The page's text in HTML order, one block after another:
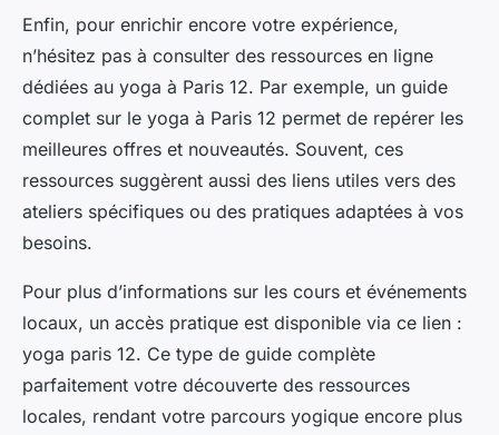
Enfin, pour enrichir encore votre expérience,
n’hésitez pas à consulter des ressources en ligne
dédiées au yoga à Paris 12. Par exemple, un guide
complet sur le yoga à Paris 12 permet de repérer les
meilleures offres et nouveautés. Souvent, ces
ressources suggèrent aussi des liens utiles vers des
ateliers spécifiques ou des pratiques adaptées à vos
besoins.
Pour plus d’informations sur les cours et événements
locaux, un accès pratique est disponible via ce lien :
yoga paris 12. Ce type de guide complète
parfaitement votre découverte des ressources
locales, rendant votre parcours yogique encore plus